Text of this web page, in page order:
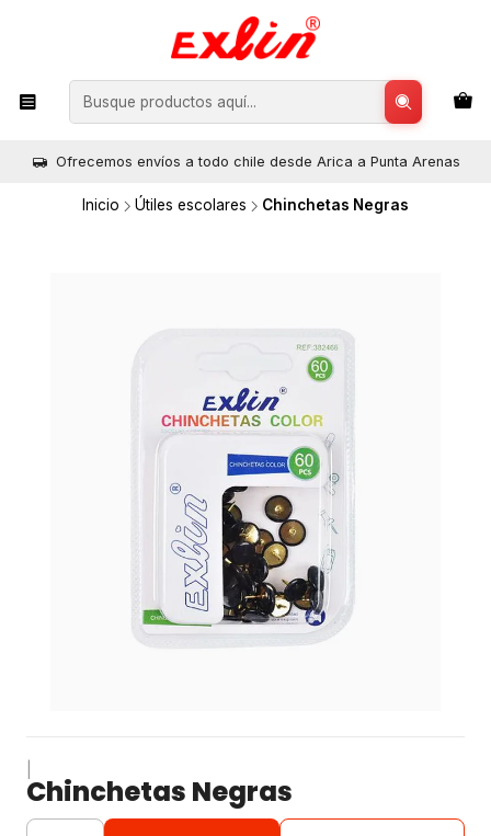
Ofrecemos envíos a todo chile desde Arica a Punta Arenas
Inicio Útiles escolares Chinchetas Negras
Chinchetas Negras